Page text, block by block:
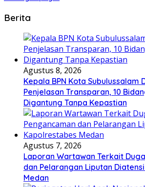
Berita
Agustus 8, 2026
Kepala BPN Kota Subulussalam
Penjelasan Transparan, 10
Digantung Tanpa Kepastian
Agustus 7, 2026
Laporan Wartawan Terkait
dan Pelarangan Liputan
Medan